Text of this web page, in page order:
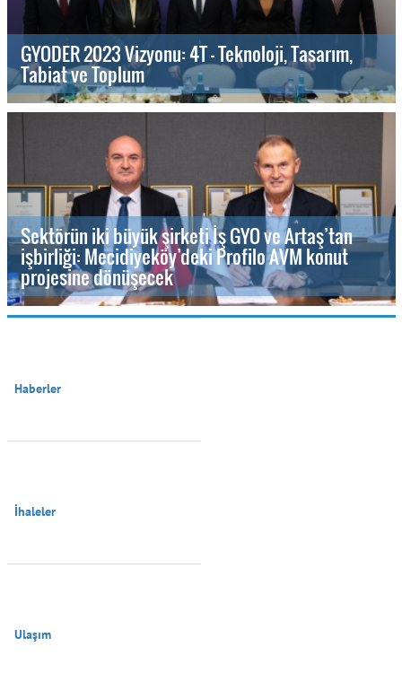
GYODER 2023 Vizyonu: 4T - Teknoloji, Tasarım,
Tabiat ve Toplum
Sektörün iki büyük şirketi İş GYO ve Artaş’tan
işbirliği: Mecidiyeköy’deki Profilo AVM konut
projesine dönüşecek
Haberler
İhaleler
Ulaşım